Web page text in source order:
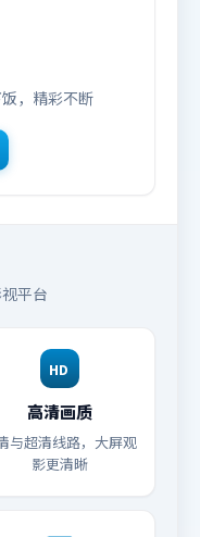
，精彩不断
平台
HD
高清画质
与超清线路，大屏观
影更清晰